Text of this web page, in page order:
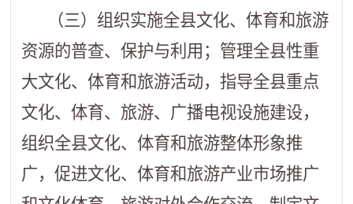
（三）组织实施全县文化、体育和旅游
资源的普查、保护与利用；管理全县性重
大文化、体育和旅游活动，指导全县重点
文化、体育、旅游、广播电视设施建设，
组织全县文化、体育和旅游整体形象推
广，促进文化、体育和旅游产业市场推广